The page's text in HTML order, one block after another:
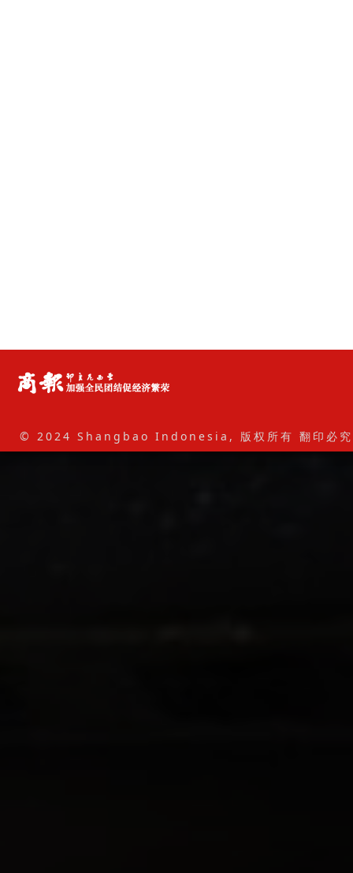
© 2024 Shangbao Indonesia, 版权所有 翻印必